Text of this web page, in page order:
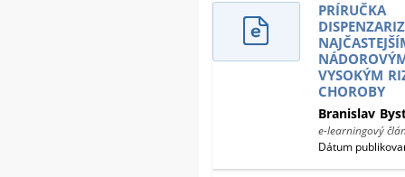
VYSOKÝM
CHOROBY
Branislav
e-learningový
Dátum